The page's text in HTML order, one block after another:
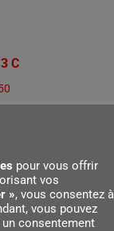
C
au panier
pour vous offrir
vos
», vous consentez à
vous pouvez
consentement